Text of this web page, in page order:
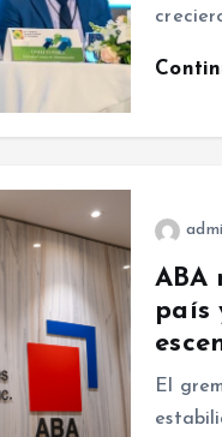
ABA
país
El